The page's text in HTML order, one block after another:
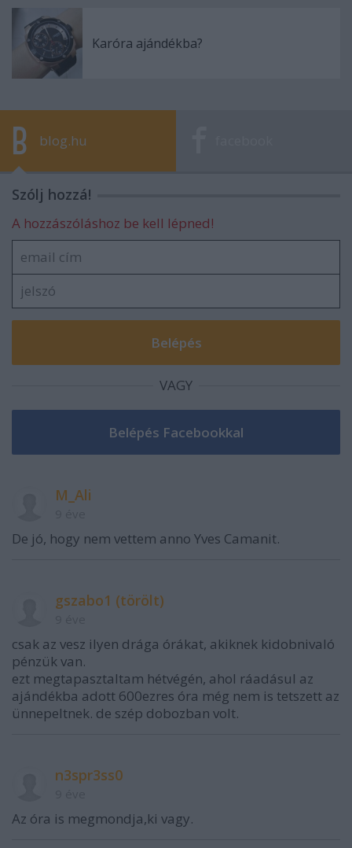
Karóra ajándékba?
blog.hu
Szólj hozzá!
A hozzászóláshoz be kell lépned!
VAGY
M_Ali
De jó, hogy nem vettem anno Yves Camanit.
gszabo1 (törölt)
csak az vesz ilyen drága órákat, akiknek kidobnivaló
pénzük van.
ezt megtapasztaltam hétvégén, ahol ráadásul az
ajándékba adott 600ezres óra még nem is tetszett az
ünnepeltnek. de szép dobozban volt.
n3spr3ss0
Az óra is megmondja,ki vagy.